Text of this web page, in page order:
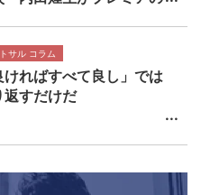
校マッチレビュー
サル コラム
ければすべて良し」では
返すだけだ